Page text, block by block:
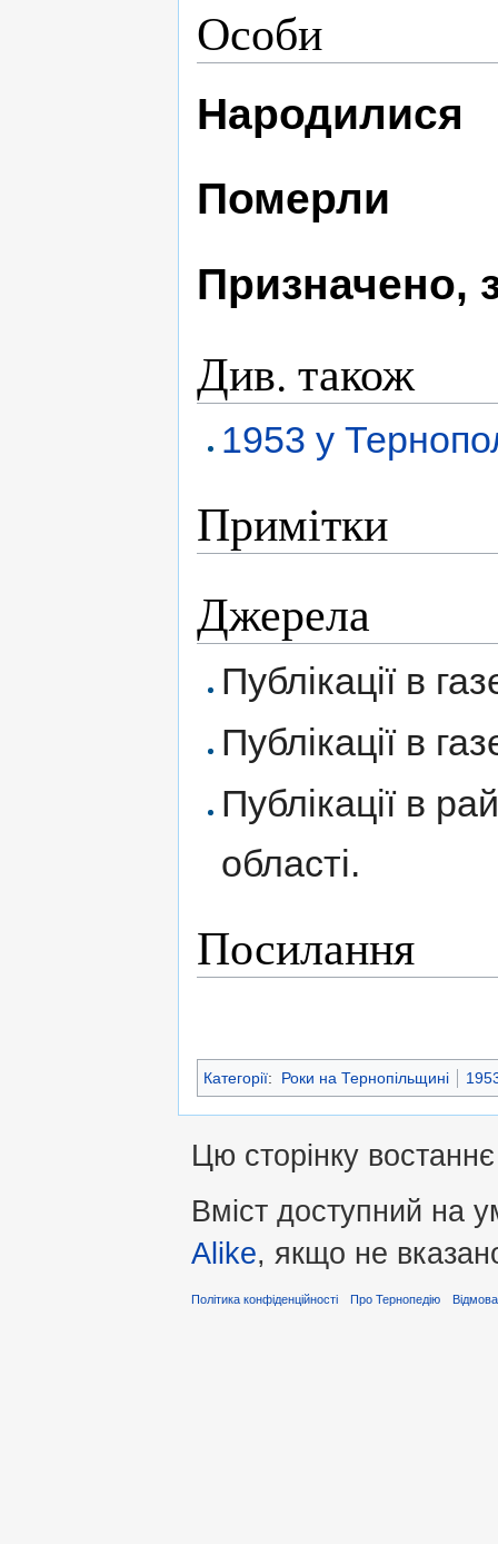
Особи
Народилися
Померли
Призначено,
Див. також
1953 у
Примітки
Джерела
Публікації в
Публікації в
Публікації в
області.
Посилання
Категорії: Роки на Тернопільщині
Цю сторінку
Вміст доступний на
Alike, якщо не
Політика конфіденційності Про Тернопедію Відмова